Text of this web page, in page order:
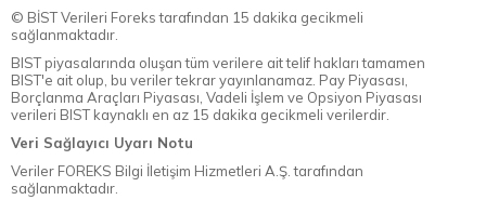
© BİST Verileri Foreks tarafından 15 dakika gecikmeli
sağlanmaktadır.
BIST piyasalarında oluşan tüm verilere ait telif hakları tamamen
BIST'e ait olup, bu veriler tekrar yayınlanamaz. Pay Piyasası,
Borçlanma Araçları Piyasası, Vadeli İşlem ve Opsiyon Piyasası
verileri BIST kaynaklı en az 15 dakika gecikmeli verilerdir.
Veri Sağlayıcı Uyarı Notu
Veriler FOREKS Bilgi İletişim Hizmetleri A.Ş. tarafından
sağlanmaktadır.